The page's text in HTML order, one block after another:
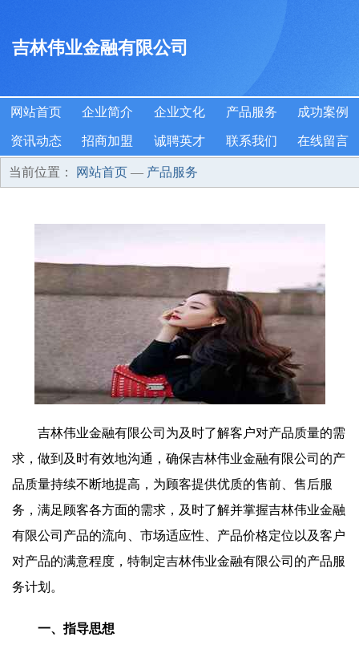
吉林伟业金融有限公司
网站首页 企业简介 企业文化 产品服务 成功案例
资讯动态 招商加盟 诚聘英才 联系我们 在线留言
当前位置： 网站首页 — 产品服务
吉林伟业金融有限公司为及时了解客户对产品质量的需
求，做到及时有效地沟通，确保吉林伟业金融有限公司的产
品质量持续不断地提高，为顾客提供优质的售前、售后服
务，满足顾客各方面的需求，及时了解并掌握吉林伟业金融
有限公司产品的流向、市场适应性、产品价格定位以及客户
对产品的满意程度，特制定吉林伟业金融有限公司的产品服
务计划。
一、指导思想